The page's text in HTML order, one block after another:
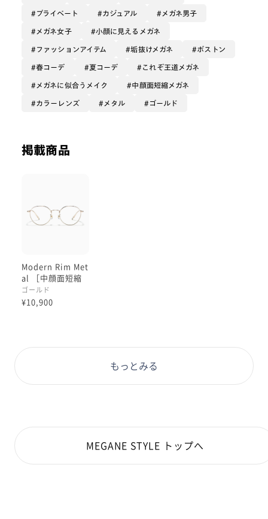
普段使いの眼鏡としても、
カラーレンズとのカスタムにも
大変人気の高いフレームで、
新色として追加されています😌
白もしっかり混ぜた
高いです☺︎
カラーレンズとの相性は
どうなのでしょう👀
本日合わせてみていますのは
名に違わず青みのしっかりあるグレーで
互いを引き立てる効果があるので
サングラス単体としての
存在感が強くなるのです☺︎
プライベート カジュアル メガネ男子
メガネ女子 小顔に見えるメガネ
ファッションアイテム 垢抜けメガネ ボストン
春コーデ 夏コーデ これぞ王道メガネ
メガネに似合うメイク 中顔面短縮メガネ
カラーレンズ メタル ゴールド
掲載商品
Modern Rim Met
al ［中顔面短縮
メガネ］
ゴールド
¥10,900
もっとみる
MEGANE STYLE トップへ